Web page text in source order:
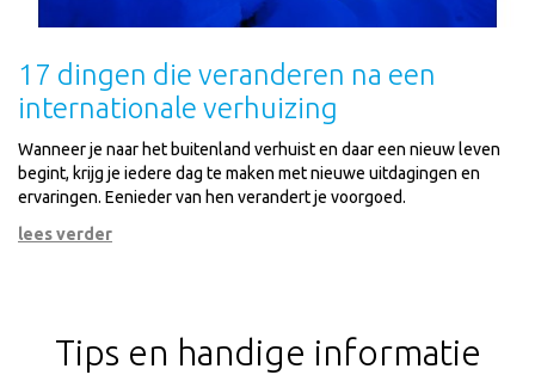
17 dingen die veranderen na een
internationale verhuizing
Wanneer je naar het buitenland verhuist en daar een nieuw leven
begint, krijg je iedere dag te maken met nieuwe uitdagingen en
ervaringen. Eenieder van hen verandert je voorgoed.
lees verder
Tips en handige informatie